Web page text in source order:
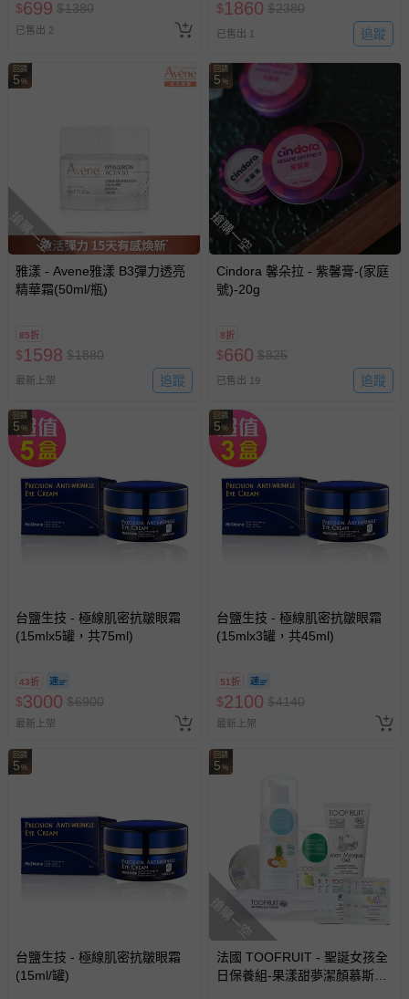
$699 $1380
已售出 2
$1860 $2380
已售出 1 追蹤
回饋
5 %
搶購一空
雅漾 - Avene雅漾 B3彈力透亮
精華霜(50ml/瓶)
85折
$1598 $1880
最新上架 追蹤
回饋
5 %
搶購一空
Cindora 馨朵拉 - 紫馨膏-(家庭
號)-20g
8折
$660 $825
已售出 19 追蹤
回饋
5 %
台鹽生技 - 極線肌密抗皺眼霜
(15mlx5罐，共75ml)
43折
$3000 $6900
最新上架
回饋
5 %
台鹽生技 - 極線肌密抗皺眼霜
(15mlx3罐，共45ml)
51折
$2100 $4140
最新上架
回饋
5 %
台鹽生技 - 極線肌密抗皺眼霜
(15ml/罐)
回饋
5 %
搶購一空
法國 TOOFRUIT - 聖誕女孩全
日保養組-果漾甜夢潔顏慕斯